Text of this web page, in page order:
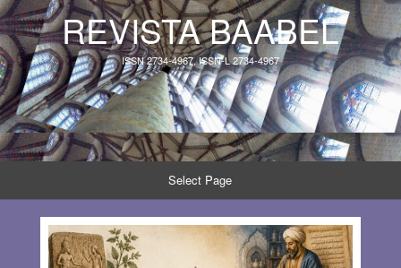
REVISTA BAABEL
ISSN 2734-4967, ISSN-L 2734-4967
Select Page